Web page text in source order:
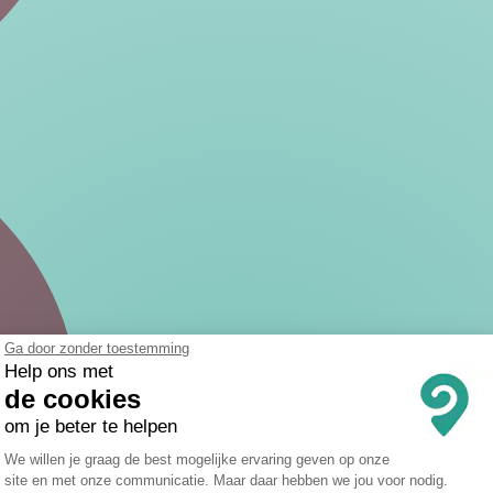
Ga door zonder toestemming
Help ons met
de cookies
om je beter te helpen
Toestemmingsbeheerplatform:
We willen je graag de best mogelijke ervaring geven op onze
site en met onze communicatie. Maar daar hebben we jou voor nodig.